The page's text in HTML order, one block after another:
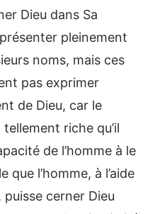
Dieu dans Sa
pleinement
noms, mais ces
pas exprimer
de Dieu, car le
riche qu’il
de l’homme à le
l’homme, à l’aide
puisse cerner Dieu